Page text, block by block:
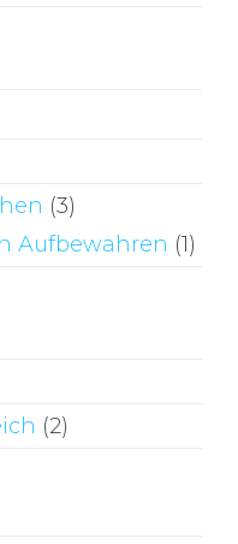
(3)
Aufbewahren (1)
(2)